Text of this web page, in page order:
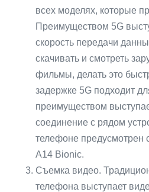
всех моделях, которые
Преимуществом 5G
скорость передачи
скачивать и смотреть
фильмы, делать это
задержке 5G подходит
преимуществом
соединение с рядом
телефоне предусмотрен
A14 Bionic.
Съемка видео.
телефона выступает